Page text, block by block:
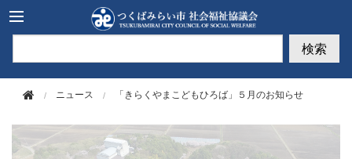
検索
ニュース 「きらくやまこどもひろば」５月のお知らせ